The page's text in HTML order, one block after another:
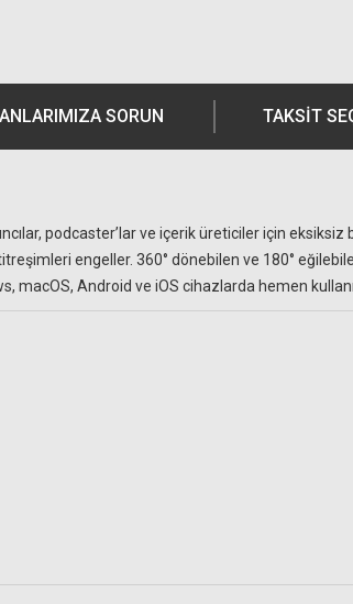
SORUN TAKSIT
podcaster’lar ve içerik üreticiler için
engeller. 360° dönebilen ve 180°
macOS, Android ve iOS cihazlarda hemen